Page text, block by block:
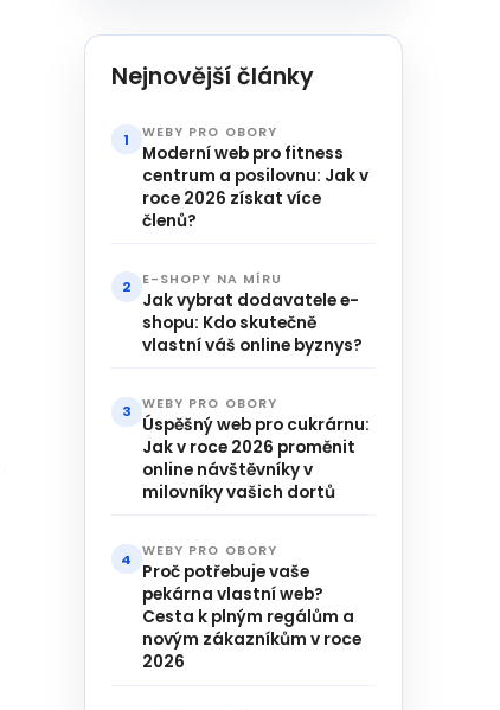
Nejnovější články
1 WEBY PRO OBORY
Moderní web pro fitness
centrum a posilovnu: Jak v
roce 2026 získat více
členů?
2 E-SHOPY NA MÍRU
Jak vybrat dodavatele e-
shopu: Kdo skutečně
vlastní váš online byznys?
3 WEBY PRO OBORY
Úspěšný web pro cukrárnu:
Jak v roce 2026 proměnit
online návštěvníky v
milovníky vašich dortů
4 WEBY PRO OBORY
Proč potřebuje vaše
pekárna vlastní web?
Cesta k plným regálům a
novým zákazníkům v roce
2026